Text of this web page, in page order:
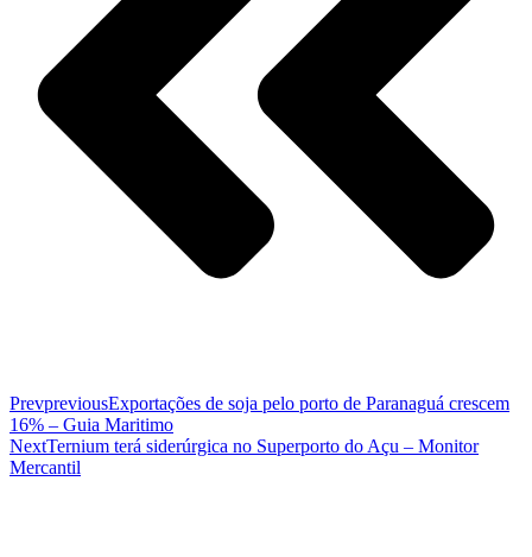
PrevpreviousExportações de soja pelo porto de Paranaguá crescem
16% – Guia Maritimo
NextTernium terá siderúrgica no Superporto do Açu – Monitor
Mercantil